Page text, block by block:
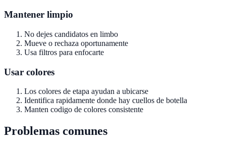
Mantener limpio
No dejes candidatos en limbo
Mueve o rechaza oportunamente
Usa filtros para enfocarte
Usar colores
Los colores de etapa ayudan a ubicarse
Identifica rapidamente donde hay cuellos de botella
Manten codigo de colores consistente
Problemas comunes